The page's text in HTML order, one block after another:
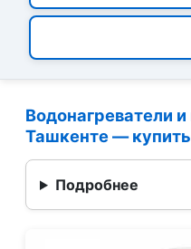
Водонагреватели
Ташкенте —
Подробнее